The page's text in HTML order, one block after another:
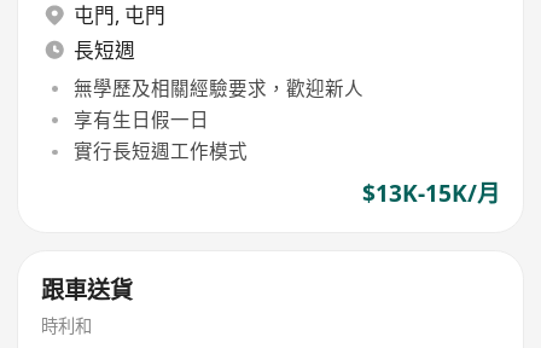
屯門, 屯門
長短週
無學歷及相關經驗要求，歡迎新人
享有生日假一日
實行長短週工作模式
$13K-15K/月
跟車送貨
時利和